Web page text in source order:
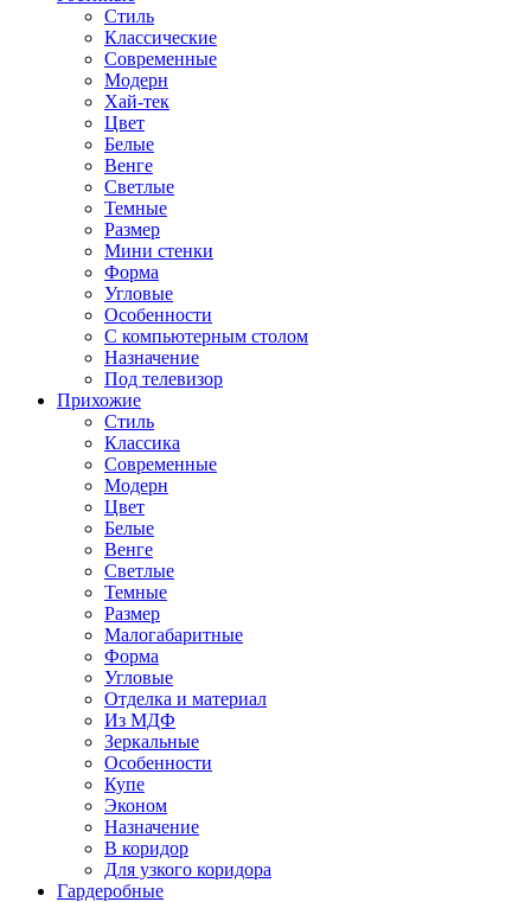
Стиль
Классические
Современные
Модерн
Хай-тек
Цвет
Белые
Венге
Светлые
Темные
Размер
Мини стенки
Форма
Угловые
Особенности
С компьютерным столом
Назначение
Под телевизор
Прихожие
Стиль
Классика
Современные
Модерн
Цвет
Белые
Венге
Светлые
Темные
Размер
Малогабаритные
Форма
Угловые
Отделка и материал
Из МДФ
Зеркальные
Особенности
Купе
Эконом
Назначение
В коридор
Для узкого коридора
Гардеробные